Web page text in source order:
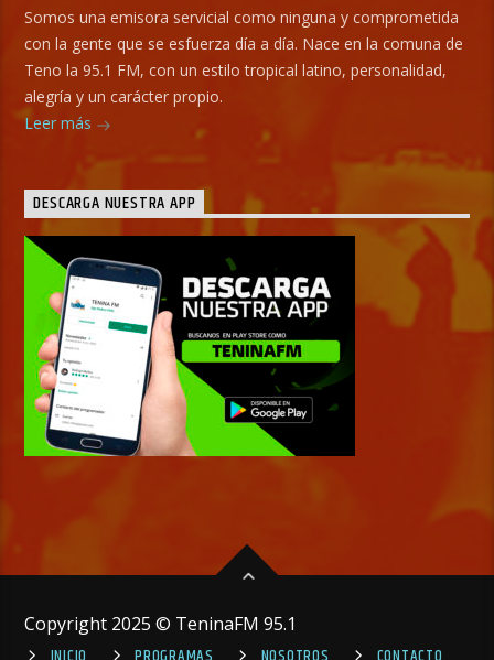
Somos una emisora servicial como ninguna y comprometida
con la gente que se esfuerza día a día. Nace en la comuna de
Teno la 95.1 FM, con un estilo tropical latino, personalidad,
alegría y un carácter propio.
Leer más
DESCARGA NUESTRA APP
Copyright 2025 © TeninaFM 95.1